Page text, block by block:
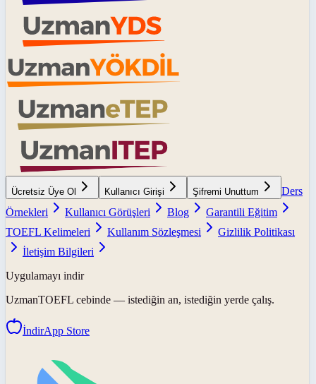
Ücretsiz Üye Ol Kullanıcı Girişi Şifremi Unuttum
Ders
Örnekleri
Kullanıcı Görüşleri Blog
Garantili Eğitim
TOEFL Kelimeleri
Kullanım Sözleşmesi
Gizlilik Politikası
İletişim Bilgileri
Uygulamayı indir
UzmanTOEFL cebinde — istediğin an, istediğin yerde çalış.
İndirApp Store